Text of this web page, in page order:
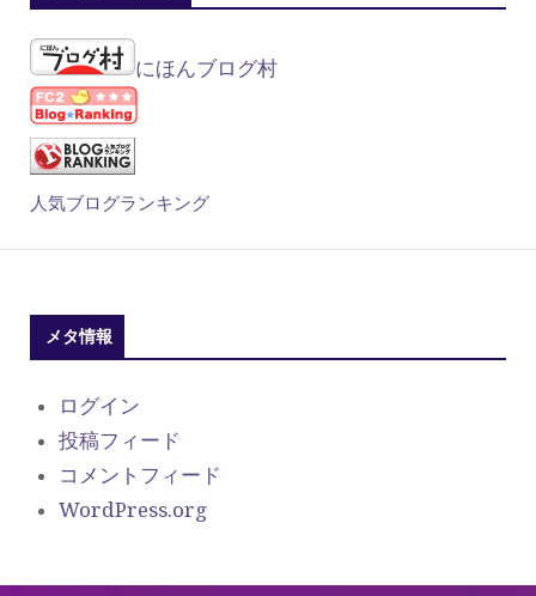
にほんブログ村
人気ブログランキング
メタ情報
ログイン
投稿フィード
コメントフィード
WordPress.org